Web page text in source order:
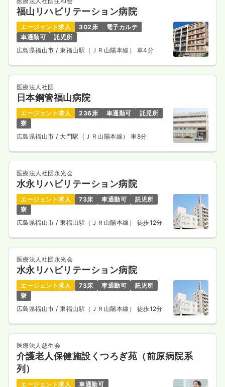
福山リハビリテーション病院
エージェント求人 302床
電子カルテ
車通勤可
託児所
広島県福山市/ 東福山駅（ＪＲ山陽本線） 車4分
医療法人社団
日本鋼管福山病院
エージェント求人 236床 車通勤可
託児所
寮
広島県福山市/ 大門駅（ＪＲ山陽本線） 車8分
医療法人社団永光会
水永リハビリテーション病院
エージェント求人 73床 車通勤可
託児所
寮
広島県福山市/ 東福山駅（ＪＲ山陽本線） 徒歩12分
医療法人社団永光会
水永リハビリテーション病院
エージェント求人 73床 車通勤可
託児所
寮
広島県福山市/ 東福山駅（ＪＲ山陽本線） 徒歩12分
医療法人慈生会
介護老人保健施設くつろぎ苑（前原病院系
列）
エージェント求人 車通勤可